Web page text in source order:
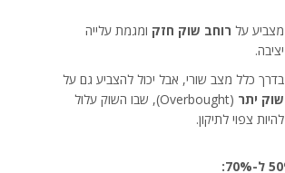
מצביע על רוחב שוק חזק ומגמת עלייה
יציבה.
בדרך כלל מצב שורי, אבל יכול להצביע גם על
שוק יתר
(Overbought), שבו השוק עלול
להיות צפוי לתיקון.